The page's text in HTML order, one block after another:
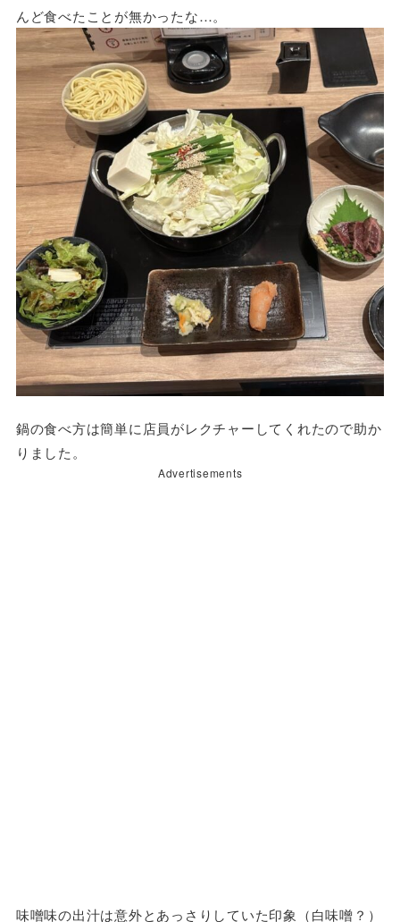
んど食べたことが無かったな…。
鍋の食べ方は簡単に店員がレクチャーしてくれたので助か
りました。
Advertisements
味噌味の出汁は意外とあっさりしていた印象（白味噌？）